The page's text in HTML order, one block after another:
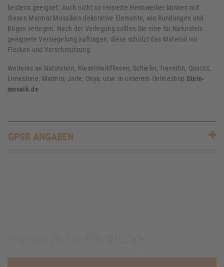
bestens geeignet. Auch nicht so versierte Heimwerker können mit
diesen Marmor Mosaiken dekorative Elemente, wie Rundungen und
Bögen verlegen. Nach der Verlegung sollten Sie eine für Naturstein
geeignete Versiegelung auftragen, diese schützt das Material vor
Flecken und Verschmutzung.
Weiteres an Naturstein, Kieselsteinfliesen, Schiefer, Travertin, Quarzit,
Limestone, Marmor, Jade, Onyx, usw. in unserem Onlineshop Stein-
mosaik.de
GPSR ANGABEN